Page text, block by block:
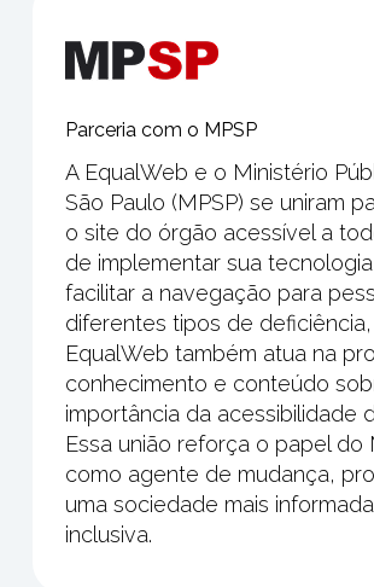
Parceria com o MPSP
A EqualWeb e o Ministério
São Paulo (MPSP) se uniram
o site do órgão acessível a
de implementar sua
facilitar a navegação para
diferentes tipos de
EqualWeb também atua na
conhecimento e conteúdo
importância da acessibilidade
Essa união reforça o papel do
como agente de mudança,
uma sociedade mais
inclusiva.